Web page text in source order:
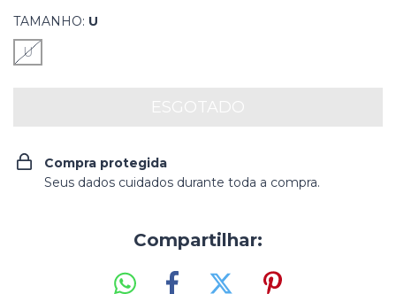
TAMANHO: U
U
Compra protegida
Seus dados cuidados durante toda a compra.
Compartilhar: